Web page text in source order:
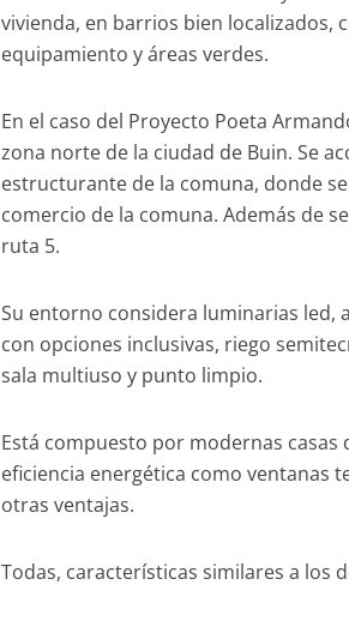
vivienda, en barrios bien localizados,
equipamiento y áreas verdes.
En el caso del Proyecto Poeta
zona norte de la ciudad de Buin. Se
estructurante de la comuna, donde
comercio de la comuna. Además de
ruta 5.
Su entorno considera luminarias led,
con opciones inclusivas, riego
sala multiuso y punto limpio.
Está compuesto por modernas
eficiencia energética como ventanas
otras ventajas.
Todas, características similares a los